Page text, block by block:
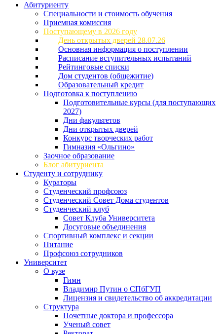
Абитуриенту
Специальности и стоимость обучения
Приемная комиссия
Поступающему в 2026 году
День открытых дверей 28.07.26
Основная информация о поступлении
Расписание вступительных испытаний
Рейтинговые списки
Дом студентов (общежитие)
Образовательный кредит
Подготовка к поступлению
Подготовительные курсы (для поступающих
2027)
Дни факультетов
Дни открытых дверей
Конкурс творческих работ
Гимназия «Ольгино»
Заочное образование
Блог абитуриента
Студенту и сотруднику
Кураторы
Студенческий профсоюз
Студенческий Совет Дома студентов
Студенческий клуб
Совет Клуба Университета
Досуговые объединения
Спортивный комплекс и секции
Питание
Профсоюз сотрудников
Университет
О вузе
Гимн
Владимир Путин о СПбГУП
Лицензия и свидетельство об аккредитации
Структура
Почетные доктора и профессора
Ученый совет